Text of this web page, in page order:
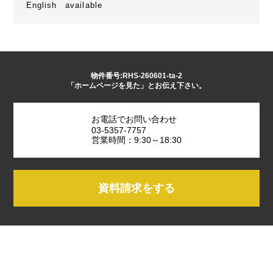
English available
物件番号:RHS-260601-ta-2
「ホームページを見た」とお伝え下さい。
お電話でお問い合わせ
03-5357-7757
営業時間：9:30～18:30
資料請求をする